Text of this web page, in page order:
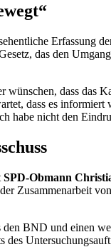
Erfassung
das den
wünschen, dass
dass es
habe nicht den
SPD-Obmann
Zusammenarbeit
BND und einen